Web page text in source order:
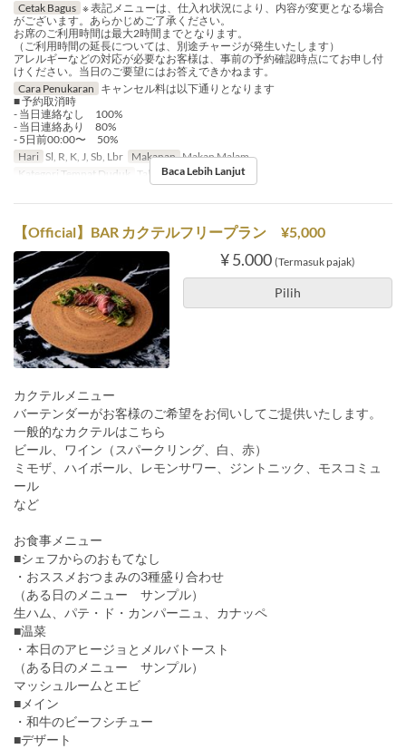
Cetak Bagus ※ 表記メニューは、仕入れ状況により、内容が変更となる場合
がございます。あらかじめご了承ください。
お席のご利用時間は最大2時間までとなります。
（ご利用時間の延長については、別途チャージが発生いたします）
アレルギーなどの対応が必要なお客様は、事前の予約確認時点にてお申し付
けください。当日のご要望にはお答えできかねます。
Cara Penukaran キャンセル料は以下通りとなります
■ 予約取消時
- 当日連絡なし 100%
- 当日連絡あり 80%
- 5日前00:00〜 50%
Hari Sl, R, K, J, Sb, Lbr Makanan Makan Malam
Kategori Tempat Duduk
Table Sofa seat
Baca Lebih Lanjut
【Official】BAR カクテルフリープラン ¥5,000
¥ 5.000 (Termasuk pajak)
Pilih
カクテルメニュー
バーテンダーがお客様のご希望をお伺いしてご提供いたします。
一般的なカクテルはこちら
ビール、ワイン（スパークリング、白、赤）
ミモザ、ハイボール、レモンサワー、ジントニック、モスコミュ
ール
など
お食事メニュー
■シェフからのおもてなし
・おススメおつまみの3種盛り合わせ
（ある日のメニュー サンプル）
生ハム、パテ・ド・カンパーニュ、カナッペ
■温菜
・本日のアヒージョとメルバトースト
（ある日のメニュー サンプル）
マッシュルームとエビ
■メイン
・和牛のビーフシチュー
■デザート